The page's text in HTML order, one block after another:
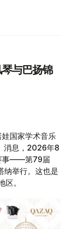
与巴扬锦
娃国家学术音乐
消息，2026年8
事——第79届
纳举行。这也是
。